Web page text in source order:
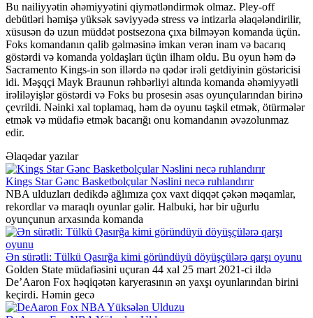
Bu nailiyyətin əhəmiyyətini qiymətləndirmək olmaz. Pley-off
debütləri həmişə yüksək səviyyədə stress və intizarla əlaqələndirilir,
xüsusən də uzun müddət postsezona çıxa bilməyən komanda üçün.
Foks komandanın qalib gəlməsinə imkan verən inam və bacarıq
göstərdi və komanda yoldaşları üçün ilham oldu. Bu oyun həm də
Sacramento Kings-in son illərdə nə qədər irəli getdiyinin göstəricisi
idi. Məşqçi Mayk Braunun rəhbərliyi altında komanda əhəmiyyətli
irəliləyişlər göstərdi və Foks bu prosesin əsas oyunçularından birinə
çevrildi. Nəinki xal toplamaq, həm də oyunu təşkil etmək, ötürmələr
etmək və müdafiə etmək bacarığı onu komandanın əvəzolunmaz
edir.
Əlaqədar yazılar
Kings Star Gənc Basketbolçular Nəslini necə ruhlandırır
NBA ulduzları dedikdə ağlımıza çox vaxt diqqət çəkən məqamlar,
rekordlar və maraqlı oyunlar gəlir. Halbuki, hər bir uğurlu
oyunçunun arxasında komanda
Ən sürətli: Tülkü Qasırğa kimi göründüyü döyüşçülərə qarşı oyunu
Golden State müdafiəsini uçuran 44 xal 25 mart 2021-ci ildə
De’Aaron Fox həqiqətən karyerasının ən yaxşı oyunlarından birini
keçirdi. Həmin gecə